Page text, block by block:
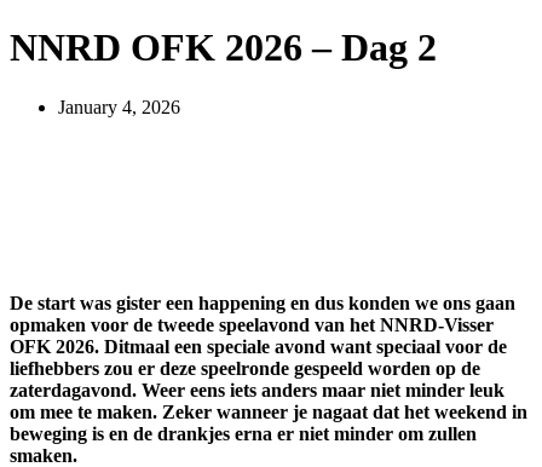
NNRD OFK 2026 – Dag 2
January 4, 2026
De start was gister een happening en dus konden we ons gaan
opmaken voor de tweede speelavond van het NNRD-Visser
OFK 2026. Ditmaal een speciale avond want speciaal voor de
liefhebbers zou er deze speelronde gespeeld worden op de
zaterdagavond. Weer eens iets anders maar niet minder leuk
om mee te maken. Zeker wanneer je nagaat dat het weekend in
beweging is en de drankjes erna er niet minder om zullen
smaken.